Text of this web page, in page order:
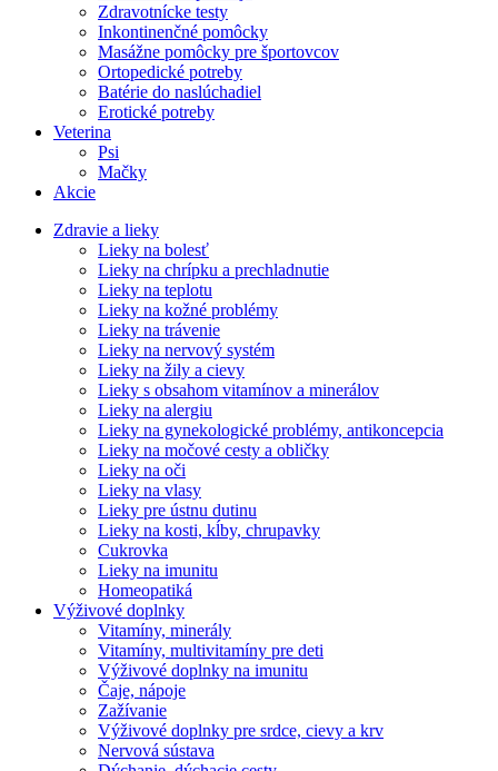
Zdravotnícke testy
Inkontinenčné pomôcky
Masážne pomôcky pre športovcov
Ortopedické potreby
Batérie do naslúchadiel
Erotické potreby
Veterina
Psi
Mačky
Akcie
Zdravie a lieky
Lieky na bolesť
Lieky na chrípku a prechladnutie
Lieky na teplotu
Lieky na kožné problémy
Lieky na trávenie
Lieky na nervový systém
Lieky na žily a cievy
Lieky s obsahom vitamínov a minerálov
Lieky na alergiu
Lieky na gynekologické problémy, antikoncepcia
Lieky na močové cesty a obličky
Lieky na oči
Lieky na vlasy
Lieky pre ústnu dutinu
Lieky na kosti, kĺby, chrupavky
Cukrovka
Lieky na imunitu
Homeopatiká
Výživové doplnky
Vitamíny, minerály
Vitamíny, multivitamíny pre deti
Výživové doplnky na imunitu
Čaje, nápoje
Zažívanie
Výživové doplnky pre srdce, cievy a krv
Nervová sústava